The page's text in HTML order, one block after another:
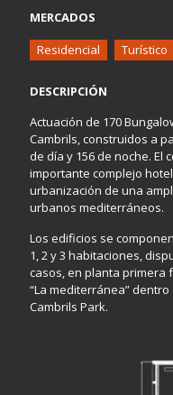
MERCADOS
Residencial
Turístico
DESCRIPCIÓN
Actuación de 170
Cambrils, construidos a
de día y 156 de noche.
importante complejo
urbanización de una
urbanos mediterráneos.
Los edificios se
1, 2 y 3 habitaciones,
casos, en planta primera
“La mediterránea”
Cambrils Park.